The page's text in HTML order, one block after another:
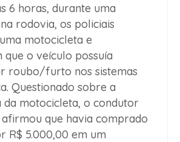
6 horas, durante uma
rodovia, os policiais
motocicleta e
que o veículo possuía
roubo/furto nos sistemas
Questionado sobre a
da motocicleta, o condutor
que havia comprado
R$ 5.000,00 em um